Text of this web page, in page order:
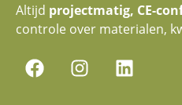
Altijd projectmatig, CE-
controle over materialen,